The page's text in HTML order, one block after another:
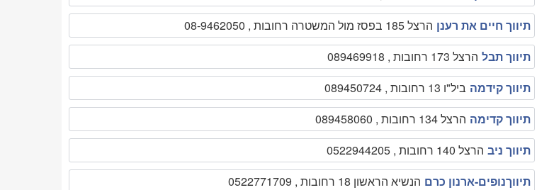
תיווך חיים את רענן הרצל 185 בפסז מול המשטרה רחובות , 08-9462050
תיווך תבל הרצל 173 רחובות , 089469918
תיווך קידמה ביל"ו 13 רחובות , 089450724
תיווך קדימה הרצל 134 רחובות , 089458060
תיווך ניב הרצל 140 רחובות , 0522944205
תיווךנופים-ארנון כרם הנשיא הראשון 18 רחובות , 0522771709